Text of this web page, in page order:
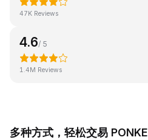
47K Reviews
4.6/ 5
1.4M Reviews
多种方式，轻松交易 PONKE